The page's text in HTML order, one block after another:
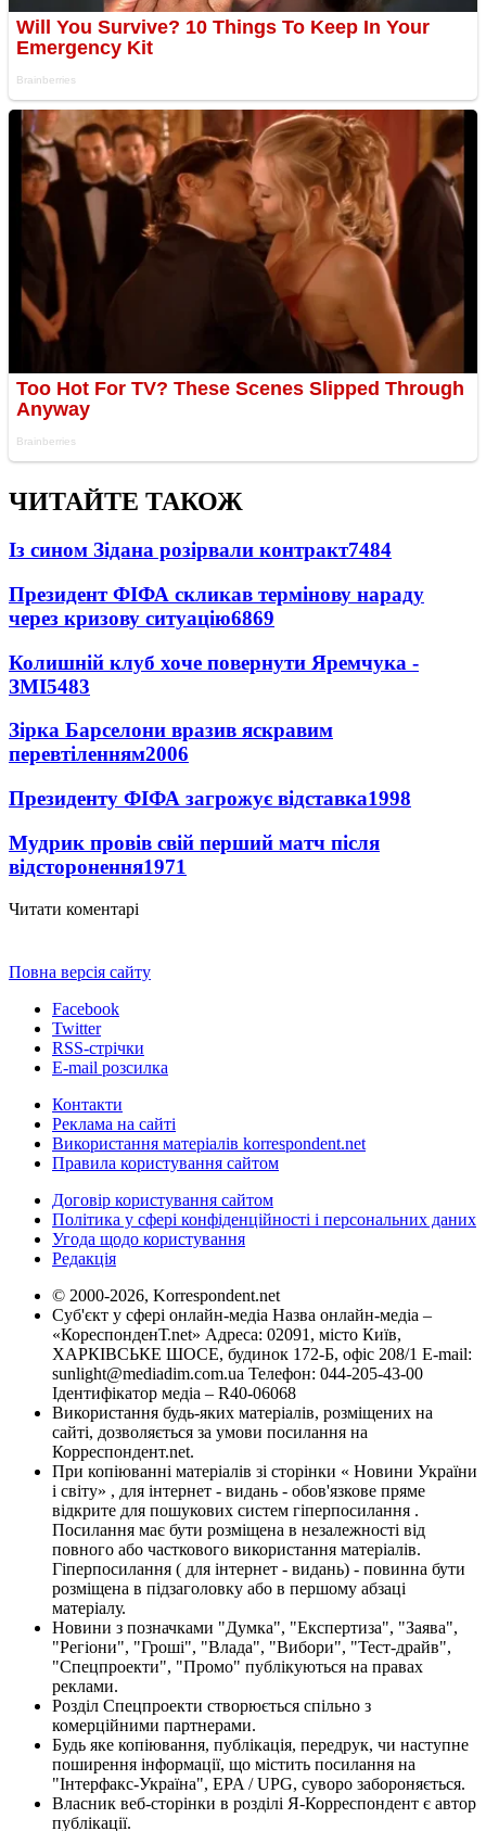
ЧИТАЙТЕ ТАКОЖ
Із сином Зідана розірвали контракт7484
Президент ФІФА скликав термінову нараду
через кризову ситуацію6869
Колишній клуб хоче повернути Яремчука -
ЗМІ5483
Зірка Барселони вразив яскравим
перевтіленням2006
Президенту ФІФА загрожує відставка1998
Мудрик провів свій перший матч після
відсторонення1971
Читати коментарі
Повна версія сайту
Facebook
Twitter
RSS-стрічки
E-mail розсилка
Контакти
Реклама на сайті
Використання матеріалів korrespondent.net
Правила користування сайтом
Договір користування сайтом
Політика у сфері конфіденційності і персональних даних
Угода щодо користування
Редакція
© 2000-2026, Korrespondent.net
Суб'єкт у сфері онлайн-медіа Назва онлайн-медіа –
«КореспонденТ.net» Адреса: 02091, місто Київ,
ХАРКІВСЬКЕ ШОСЕ, будинок 172-Б, офіс 208/1 E-mail:
sunlight@mediadim.com.ua Телефон: 044-205-43-00
Ідентифікатор медіа – R40-06068
Використання будь-яких матеріалів, розміщених на
сайті, дозволяється за умови посилання на
Корреспондент.net.
При копіюванні матеріалів зі сторінки « Новини України
і світу» , для інтернет - видань - обов'язкове пряме
відкрите для пошукових систем гіперпосилання .
Посилання має бути розміщена в незалежності від
повного або часткового використання матеріалів.
Гіперпосилання ( для інтернет - видань) - повинна бути
розміщена в підзаголовку або в першому абзаці
матеріалу.
Новини з позначками "Думка", "Експертиза", "Заява",
"Регіони", "Гроші", "Влада", "Вибори", "Тест-драйв",
"Спецпроекти", "Промо" публікуються на правах
реклами.
Розділ Спецпроекти створюється спільно з
комерційними партнерами.
Будь яке копіювання, публікація, передрук, чи наступне
поширення інформації, що містить посилання на
"Інтерфакс-Україна", EPA / UPG, суворо забороняється.
Власник веб-сторінки в розділі Я-Корреспондент є автор
публікації.